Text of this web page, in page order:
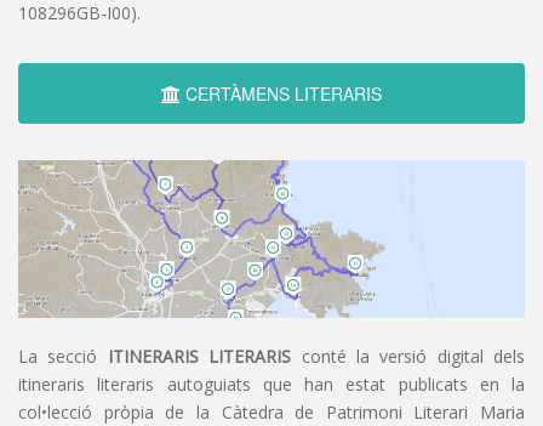
108296GB-I00).
CERTÀMENS LITERARIS
La secció ITINERARIS LITERARIS conté la versió digital dels
itineraris literaris autoguiats que han estat publicats en la
col•lecció pròpia de la Càtedra de Patrimoni Literari Maria